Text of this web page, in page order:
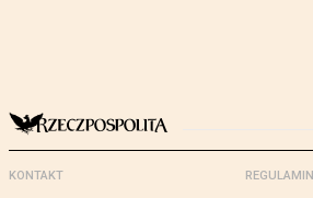
KONTAKT REGULAMIN